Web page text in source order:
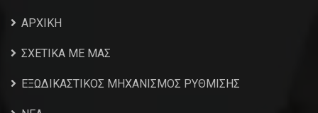
ΑΡΧΙΚΗ
ΣΧΕΤΙΚΑ ΜΕ ΜΑΣ
ΕΞΩΔΙΚΑΣΤΙΚΟΣ ΜΗΧΑΝΙΣΜΟΣ ΡΥΘΜΙΣΗΣ